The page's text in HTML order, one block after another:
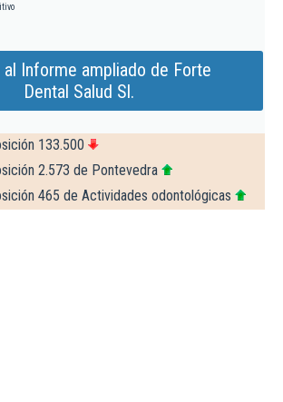
Informe ampliado de Forte
Dental Salud Sl.
133.500
2.573 de Pontevedra
465 de Actividades odontológicas